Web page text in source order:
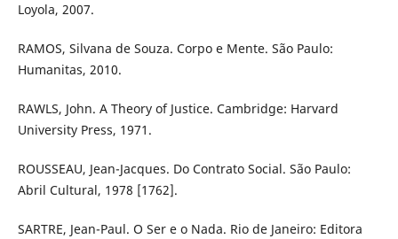
Loyola, 2007.
RAMOS, Silvana de Souza. Corpo e Mente. São Paulo:
Humanitas, 2010.
RAWLS, John. A Theory of Justice. Cambridge: Harvard
University Press, 1971.
ROUSSEAU, Jean-Jacques. Do Contrato Social. São Paulo:
Abril Cultural, 1978 [1762].
SARTRE, Jean-Paul. O Ser e o Nada. Rio de Janeiro: Editora